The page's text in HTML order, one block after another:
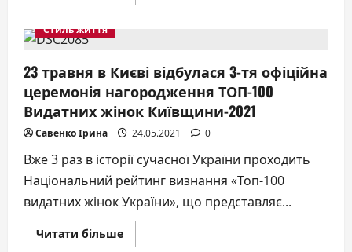
ІІІ
тисячоліття”
Стиль життя
23 травня в Києві відбулася 3-тя офіційна
церемонія нагородження ТОП-100
Видатних жінок Київщини-2021
Савенко Ірина 24.05.2021 0
Вже 3 раз в історії сучасної України проходить
Національний рейтинг визнання «Топ-100
видатних жінок України», що представляє...
Читати більшеДокладніше
про